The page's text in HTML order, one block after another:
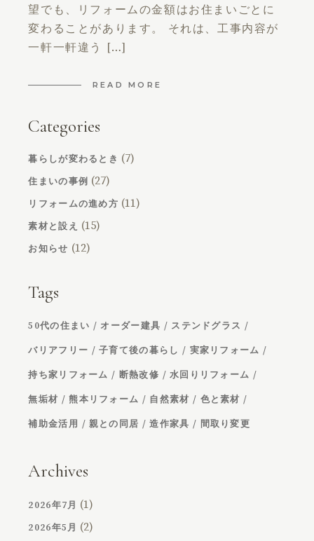
望でも、リフォームの金額はお住まいごとに
変わることがあります。 それは、工事内容が
一軒一軒違う […]
READ MORE
Categories
暮らしが変わるとき (7)
住まいの事例 (27)
リフォームの進め方 (11)
素材と設え (15)
お知らせ (12)
Tags
50代の住まい オーダー建具 ステンドグラス
バリアフリー 子育て後の暮らし 実家リフォーム
持ち家リフォーム 断熱改修 水回りリフォーム
無垢材 熊本リフォーム 自然素材 色と素材
補助金活用 親との同居 造作家具 間取り変更
Archives
2026年7月 (1)
2026年5月 (2)